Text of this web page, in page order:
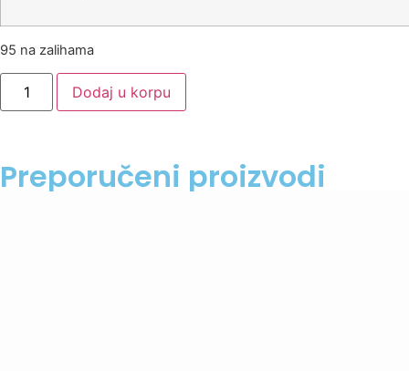
95 na zalihama
Dodaj u korpu
Preporučeni proizvodi